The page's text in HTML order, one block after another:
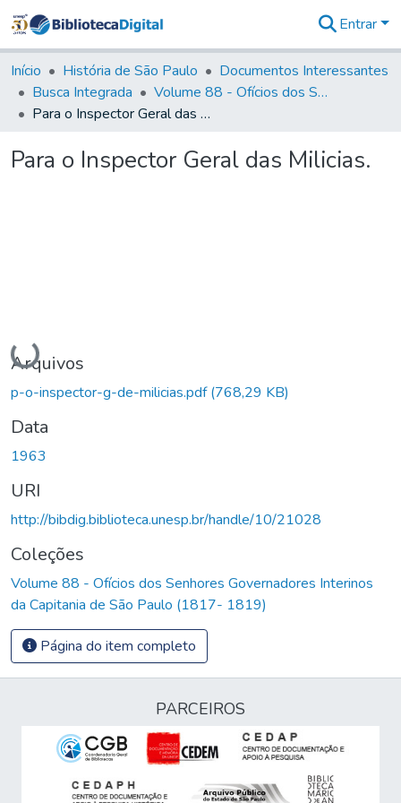
&
Coleções
Tudo na
Biblioteca
Estatísticas
Entrar
Início História de São Paulo
Documentos Interessantes
Busca Integrada
Volume 88 - Ofícios dos Senhores Governadores Interinos da Capitania de São Paulo (1817- 1819)
Para o Inspector Geral das Milicias.
Para o Inspector Geral das Milicias.
Carregando...
Arquivos
p-o-inspector-g-de-milicias.pdf(768,29 KB)
Data
1963
URI
http://bibdig.biblioteca.unesp.br/handle/10/21028
Coleções
Volume 88 - Ofícios dos Senhores Governadores Interinos
da Capitania de São Paulo (1817- 1819)
Página do item completo
PARCEIROS